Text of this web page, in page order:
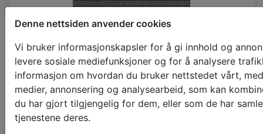
Denne nettsiden anvender cookies
Vi bruker informasjonskapsler for å gi innhold og
levere sosiale mediefunksjoner og for å analysere
informasjon om hvordan du bruker nettstedet vårt,
medier, annonsering og analysearbeid, som kan
du har gjort tilgjengelig for dem, eller som de har
tjenestene deres.
+20%
P173_PT_FR_AC_OR